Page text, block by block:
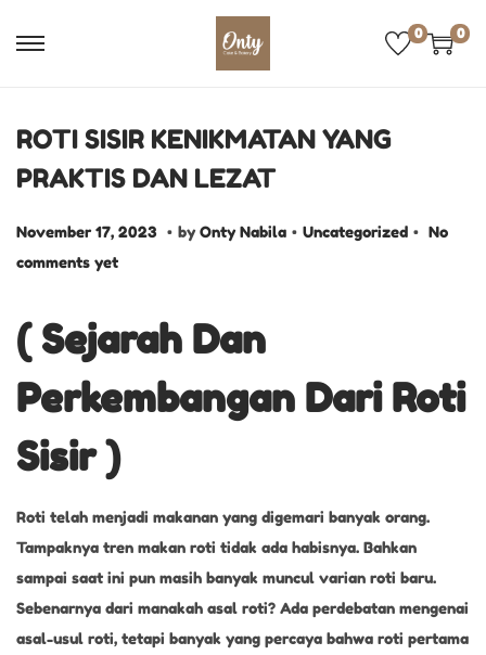
0 0
ROTI SISIR KENIKMATAN YANG
PRAKTIS DAN LEZAT
P
o
t
e
d
o
n
November 17, 2023 D
e
m
b
e
. by Onty Nabila . P
d
i
Uncategorized . No
comments yet
( Sejarah Dan
Perkembangan Dari Roti
Sisir )
Roti telah menjadi makanan yang digemari banyak orang.
Tampaknya tren makan roti tidak ada habisnya. Bahkan
sampai saat ini pun masih banyak muncul varian roti baru.
Sebenarnya dari manakah asal roti? Ada perdebatan mengenai
asal-usul roti, tetapi banyak yang percaya bahwa roti pertama